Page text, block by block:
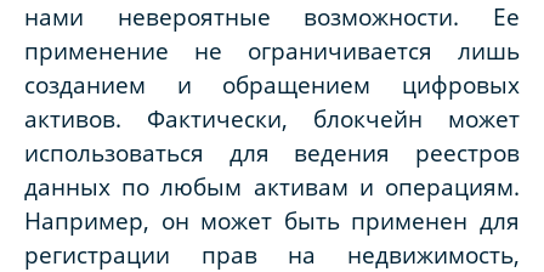
нами невероятные возможности. Ее
применение не ограничивается лишь
созданием и обращением цифровых
активов. Фактически, блокчейн может
использоваться для ведения реестров
данных по любым активам и операциям.
Например, он может быть применен для
регистрации прав на недвижимость,